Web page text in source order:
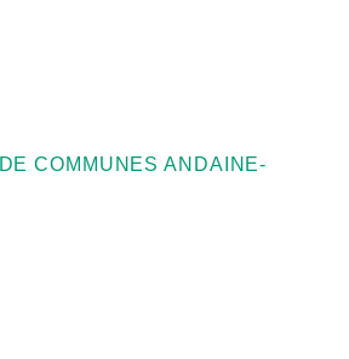
COMMUNES ANDAINE-